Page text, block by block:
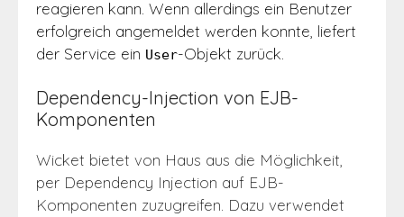
reagieren kann. Wenn allerdings ein Benutzer
erfolgreich angemeldet werden konnte, liefert
der Service ein User-Objekt zurück.
Dependency-Injection von EJB-
Komponenten
Wicket bietet von Haus aus die Möglichkeit,
per Dependency Injection auf EJB-
Komponenten zuzugreifen. Dazu verwendet